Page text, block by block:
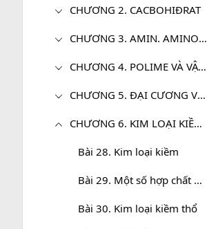
CHƯƠNG 2. CACBOHIĐRAT
CHƯƠNG 3. AMIN. AMINO AXIT. PROTEIN
CHƯƠNG 4. POLIME VÀ VẬT LIỆU POLIME
CHƯƠNG 5. ĐẠI CƯƠNG VỀ KIM LOẠI
CHƯƠNG 6. KIM LOẠI KIỀM, KIM LOẠI KIỀM THỔ, NHÔM
Bài 28. Kim loại kiềm
Bài 29. Một số hợp chất quan trọng của kim loại kiềm
Bài 30. Kim loại kiềm thổ